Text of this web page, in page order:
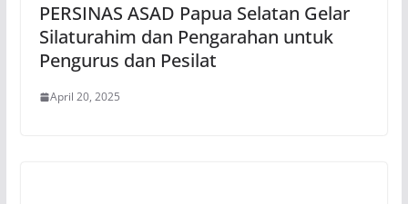
PERSINAS ASAD Papua Selatan Gelar
Silaturahim dan Pengarahan untuk
Pengurus dan Pesilat
April 20, 2025